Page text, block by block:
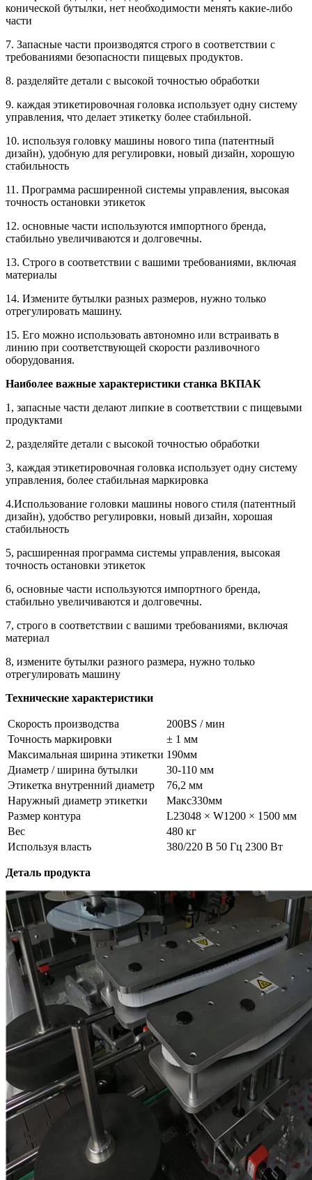
конической бутылки, нет необходимости менять какие-либо
части
7. Запасные части производятся строго в соответствии с
требованиями безопасности пищевых продуктов.
8. разделяйте детали с высокой точностью обработки
9. каждая этикетировочная головка использует одну систему
управления, что делает этикетку более стабильной.
10. используя головку машины нового типа (патентный
дизайн), удобную для регулировки, новый дизайн, хорошую
стабильность
11. Программа расширенной системы управления, высокая
точность остановки этикеток
12. основные части используются импортного бренда,
стабильно увеличиваются и долговечны.
13. Строго в соответствии с вашими требованиями, включая
материалы
14. Измените бутылки разных размеров, нужно только
отрегулировать машину.
15. Его можно использовать автономно или встраивать в
линию при соответствующей скорости разливочного
оборудования.
Наиболее важные характеристики станка ВКПАК
1, запасные части делают липкие в соответствии с пищевыми
продуктами
2, разделяйте детали с высокой точностью обработки
3, каждая этикетировочная головка использует одну систему
управления, более стабильная маркировка
4.Использование головки машины нового стиля (патентный
дизайн), удобство регулировки, новый дизайн, хорошая
стабильность
5, расширенная программа системы управления, высокая
точность остановки этикеток
6, основные части используются импортного бренда,
стабильно увеличиваются и долговечны.
7, строго в соответствии с вашими требованиями, включая
материал
8, измените бутылки разного размера, нужно только
отрегулировать машину
Технические характеристики
Скорость производства
200BS / мин
Точность маркировки
± 1 мм
Максимальная ширина этикетки 190мм
Диаметр / ширина бутылки
30-110 мм
Этикетка внутренний диаметр
76,2 мм
Наружный диаметр этикетки
Макс330мм
Размер контура
L23048 × W1200 × 1500 мм
Вес
480 кг
Используя власть
380/220 В 50 Гц 2300 Вт
Деталь продукта